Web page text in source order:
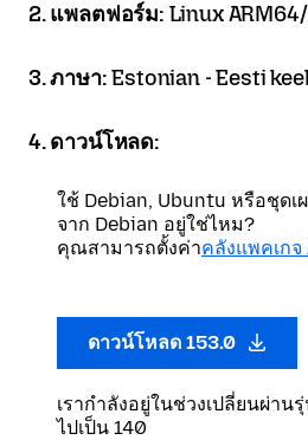
2. แพลตฟอร์ม: Linux
3. ภาษา:Estonian - Eesti keel
4. ดาวน์โหลด:
ใช้ Debian, Ubuntu หรือชุด
จาก Debian อยู่ใช่ไหม?
คุณสามารถตั้งค่าคลังแพคเกจ
ดาวน์โหลด 153.0
เรากำลังอยู่ในช่วงเปลี่ยนผ่าน
ไปเป็น 140